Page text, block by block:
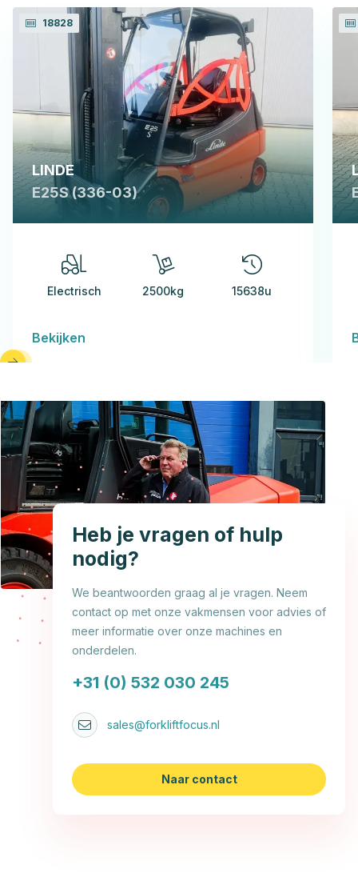
18828
LINDE
E25S (336-03)
Electrisch 2500kg 15638u
Bekijken
Heb je vragen of hulp
nodig?
We beantwoorden graag al je vragen. Neem
contact op met onze vakmensen voor advies of
meer informatie over onze machines en
onderdelen.
+31 (0) 532 030 245
sales@forkliftfocus.nl
Naar contact